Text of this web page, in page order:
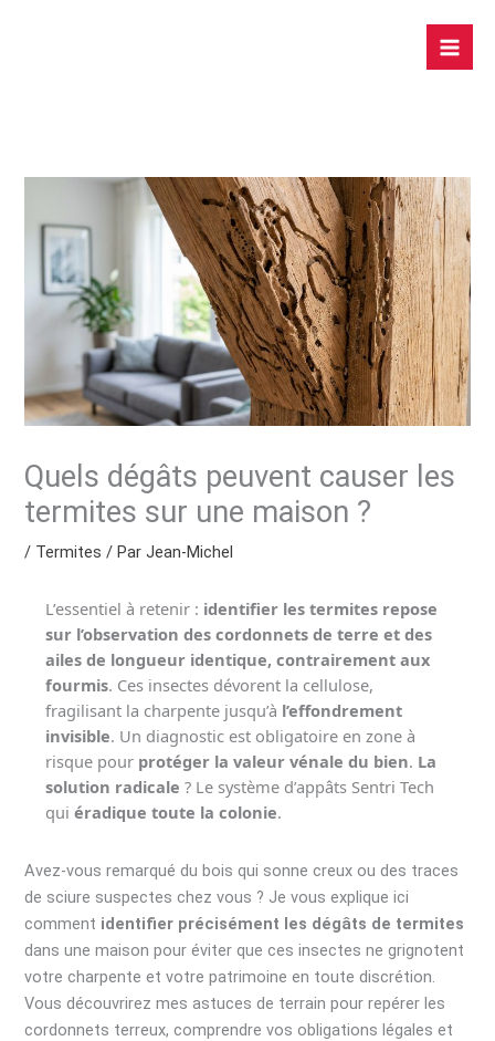
Quels dégâts peuvent causer les
termites sur une maison ?
/ Termites / ParJean-Michel
L’essentiel à retenir : identifier les termites repose
sur l’observation des cordonnets de terre et des
ailes de longueur identique, contrairement aux
fourmis. Ces insectes dévorent la cellulose,
fragilisant la charpente jusqu’à l’effondrement
invisible. Un diagnostic est obligatoire en zone à
risque pour protéger la valeur vénale du bien. La
solution radicale ? Le système d’appâts Sentri Tech
qui éradique toute la colonie.
Avez-vous remarqué du bois qui sonne creux ou des traces
de sciure suspectes chez vous ? Je vous explique ici
comment identifier précisément les dégâts de termites
dans une maison pour éviter que ces insectes ne grignotent
votre charpente et votre patrimoine en toute discrétion.
Vous découvrirez mes astuces de terrain pour repérer les
cordonnets terreux, comprendre vos obligations légales et